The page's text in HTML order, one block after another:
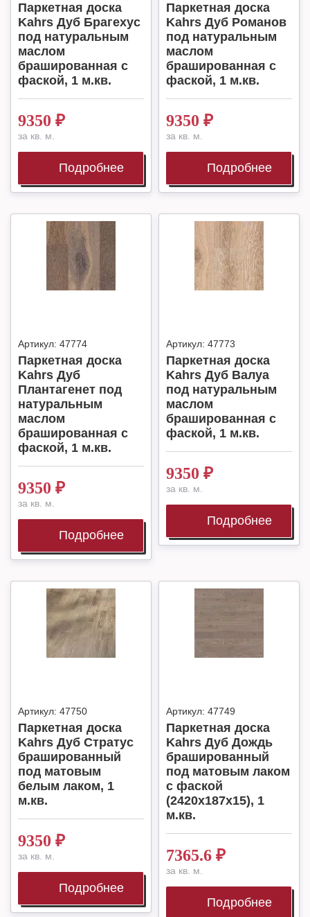
Паркетная доска
Kahrs Дуб Брагехус
под натуральным
маслом
брашированная с
фаской, 1 м.кв.
9350 ₽
за кв. м.
Подробнее
Паркетная доска
Kahrs Дуб Романов
под натуральным
маслом
брашированная с
фаской, 1 м.кв.
9350 ₽
за кв. м.
Подробнее
Артикул: 47774
Паркетная доска
Kahrs Дуб
Плантагенет под
натуральным
маслом
брашированная с
фаской, 1 м.кв.
9350 ₽
за кв. м.
Подробнее
Артикул: 47773
Паркетная доска
Kahrs Дуб Валуа
под натуральным
маслом
брашированная с
фаской, 1 м.кв.
9350 ₽
за кв. м.
Подробнее
Артикул: 47750
Паркетная доска
Kahrs Дуб Стратус
брашированный
под матовым
белым лаком, 1
м.кв.
9350 ₽
за кв. м.
Подробнее
Артикул: 47749
Паркетная доска
Kahrs Дуб Дождь
брашированный
под матовым лаком
с фаской
(2420х187х15), 1
м.кв.
7365.6 ₽
за кв. м.
Подробнее